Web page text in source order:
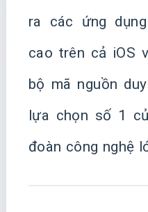
ra các ứng
cao trên cả iOS
bộ mã nguồn
lựa chọn số 1
đoàn công nghệ